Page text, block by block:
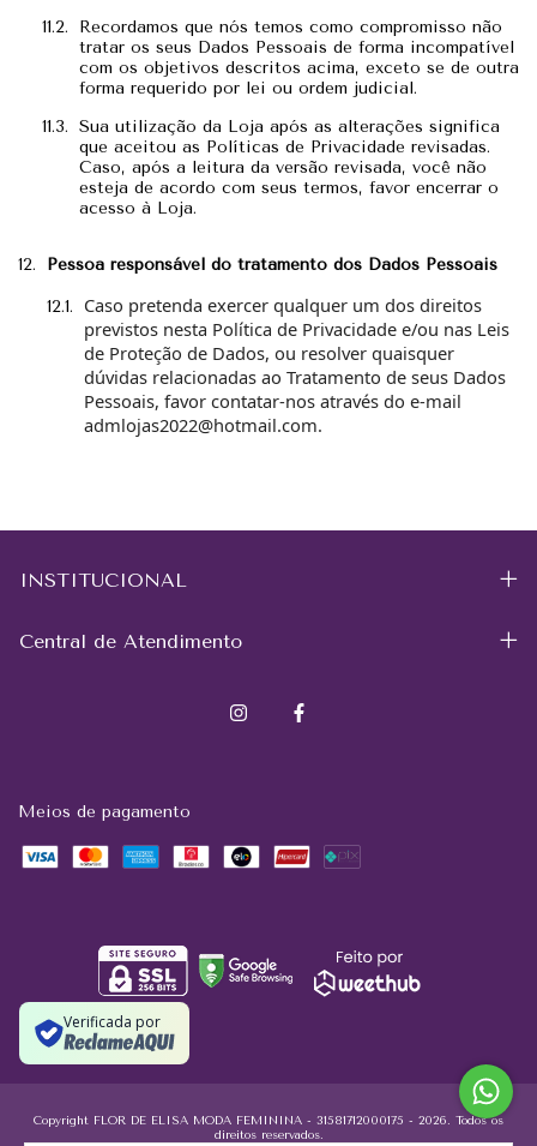
Recordamos que nós temos como compromisso não
tratar os seus Dados Pessoais de forma incompatível
com os objetivos descritos acima, exceto se de outra
forma requerido por lei ou ordem judicial.
Sua utilização da Loja após as alterações significa
que aceitou as Políticas de Privacidade revisadas.
Caso, após a leitura da versão revisada, você não
esteja de acordo com seus termos, favor encerrar o
acesso à Loja.
Pessoa responsável do tratamento dos Dados Pessoais
Caso pretenda exercer qualquer um dos direitos
previstos nesta Política de Privacidade e/ou nas Leis
de Proteção de Dados, ou resolver quaisquer
dúvidas relacionadas ao Tratamento de seus Dados
Pessoais, favor contatar-nos através do e-mail
admlojas2022@hotmail.com.
INSTITUCIONAL
Central de Atendimento
Meios de pagamento
Verificada por
Copyright FLOR DE ELISA MODA FEMININA - 31581712000175 - 2026. Todos os
direitos reservados.